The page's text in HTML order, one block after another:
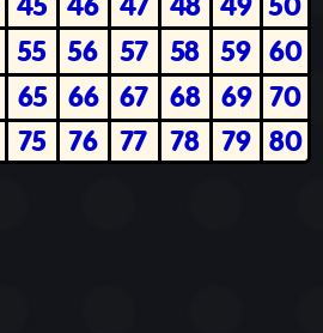
55 56 57 58 59 60
65 66 67 68 69 70
75 76 77 78 79 80